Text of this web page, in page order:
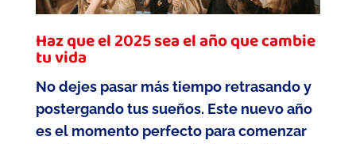
Haz que el 2025 sea el año que cambie
tu vida
No dejes pasar más tiempo retrasando y
postergando tus sueños. Este nuevo año
es el momento perfecto para comenzar